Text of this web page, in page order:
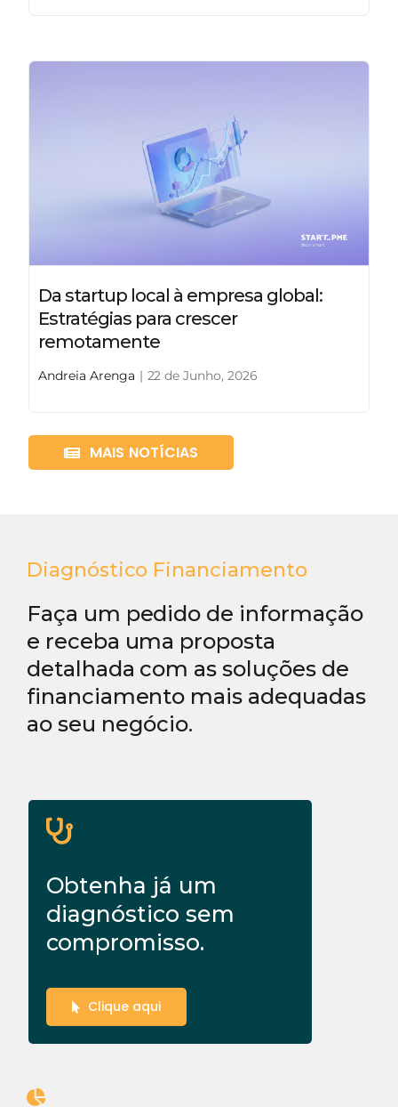
Da startup local à empresa global:
Estratégias para crescer
remotamente
Andreia Arenga | 22 de Junho, 2026
MAIS NOTÍCIAS
Diagnóstico Financiamento
Faça um pedido de informação
e receba uma proposta
detalhada com as soluções de
financiamento mais adequadas
ao seu negócio.
Obtenha já um
diagnóstico sem
compromisso.
Clique aqui